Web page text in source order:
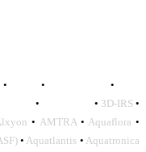
• • •
• • 3D-IRS •
• AMTRA• Aquaflora •
• Aquatlantis • Aquatronica